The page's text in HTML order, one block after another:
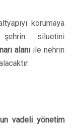
korumaya
siluetini
alanıile nehrin
vadeli yönetim